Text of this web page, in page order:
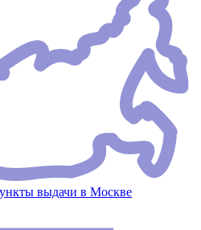
выдачи в Москве